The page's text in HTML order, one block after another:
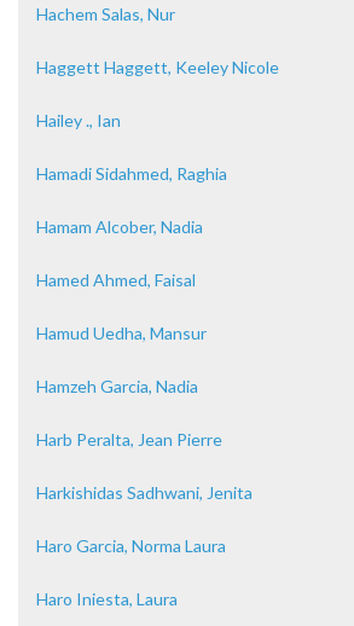
Hachem Salas, Nur
Haggett Haggett, Keeley Nicole
Hailey ., Ian
Hamadi Sidahmed, Raghia
Hamam Alcober, Nadia
Hamed Ahmed, Faisal
Hamud Uedha, Mansur
Hamzeh Garcia, Nadia
Harb Peralta, Jean Pierre
Harkishidas Sadhwani, Jenita
Haro Garcia, Norma Laura
Haro Iniesta, Laura